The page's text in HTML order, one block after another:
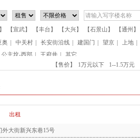
【宣武】 【丰台】 【大兴】 【石景山】 【通州】
奥 中关村 长安街沿线 建国门 望京 上地
公主坟-西部 | 王府井 |
其它
【售价】 1万元以下 1--1.5万元
出租
外大街新兴东巷15号